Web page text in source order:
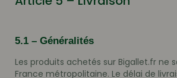
5.1 – Généralités
Les produits achetés sur Bigallet.fr ne
France métropolitaine. Le délai de